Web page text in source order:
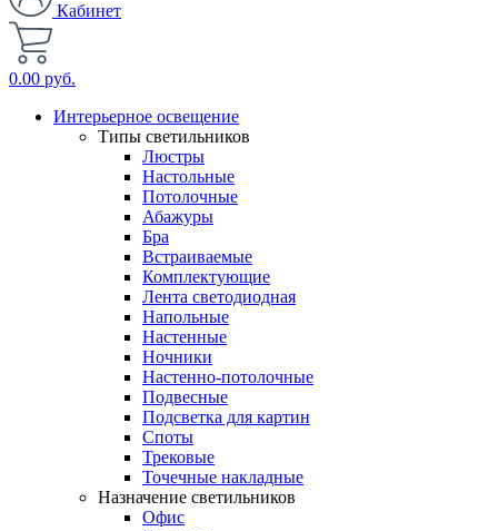
Кабинет
0.00 руб.
Интерьерное освещение
Типы светильников
Люстры
Настольные
Потолочные
Абажуры
Бра
Встраиваемые
Комплектующие
Лента светодиодная
Напольные
Настенные
Ночники
Настенно-потолочные
Подвесные
Подсветка для картин
Споты
Трековые
Точечные накладные
Назначение светильников
Офис